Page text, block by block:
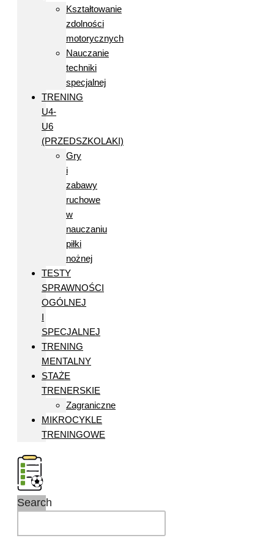
Kształtowanie
zdolności
motorycznych
Nauczanie
techniki
specjalnej
TRENING
U4-
U6
(PRZEDSZKOLAKI)
Gry
i
zabawy
ruchowe
w
nauczaniu
piłki
nożnej
TESTY
SPRAWNOŚCI
OGÓLNEJ
I
SPECJALNEJ
TRENING
MENTALNY
STAŻE
TRENERSKIE
Zagraniczne
MIKROCYKLE
TRENINGOWE
Search